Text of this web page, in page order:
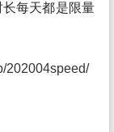
每天都是限量
202004speed/